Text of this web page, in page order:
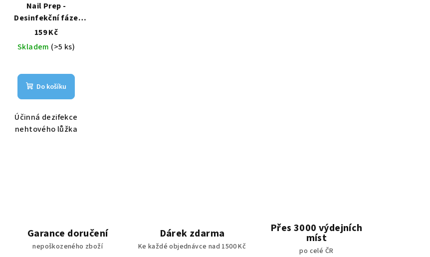
Nail Prep -
Desinfekční fáze
11ml
159 Kč
Skladem (>5 ks)
Do košíku
Účinná dezifekce
nehtového lůžka
Garance doručení
nepoškozeného zboží
Dárek zdarma
Ke každé objednávce nad 1500 Kč
Přes 3000 výdejních
míst
po celé ČR